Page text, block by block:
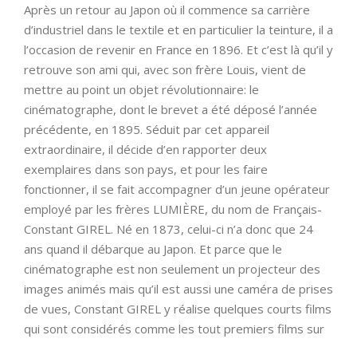
Après un retour au Japon où il commence sa carrière
d’industriel dans le textile et en particulier la teinture, il a
l’occasion de revenir en France en 1896. Et c’est là qu’il y
retrouve son ami qui, avec son frère Louis, vient de
mettre au point un objet révolutionnaire: le
cinématographe, dont le brevet a été déposé l’année
précédente, en 1895. Séduit par cet appareil
extraordinaire, il décide d’en rapporter deux
exemplaires dans son pays, et pour les faire
fonctionner, il se fait accompagner d’un jeune opérateur
employé par les frères LUMIÈRE, du nom de Français-
Constant GIREL. Né en 1873, celui-ci n’a donc que 24
ans quand il débarque au Japon. Et parce que le
cinématographe est non seulement un projecteur des
images animés mais qu’il est aussi une caméra de prises
de vues, Constant GIREL y réalise quelques courts films
qui sont considérés comme les tout premiers films sur